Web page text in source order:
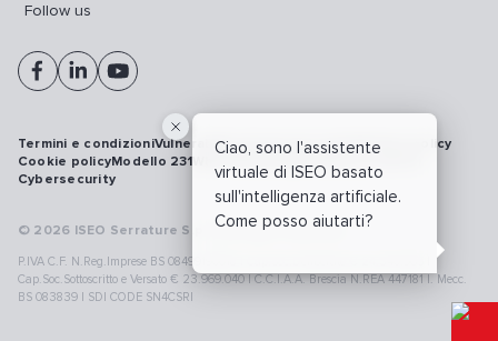
Ciao, sono l'assistente
virtuale di ISEO basato
sull'intelligenza artificiale.
Come posso aiutarti?
Follow us
© 2026 ISEO Serrature S.p.A. All right reserved
P.IVA C.F. N.Reg.Imprese BS 08499190018 | Cap.Soc.Deliberato € 24.340.965 |
Cap.Soc.Sottoscritto e Versato € 23.969.040 | C.C.I.A.A. Brescia N.REA 447181 |. Mecc.
BS 083839 | SDI CODE SN4CSRI
Termini e condizioniVulnerability disclosure policyPrivacy policy
Cookie policyModello 231WhistleblowingRichiamo prodotti
Cybersecurity